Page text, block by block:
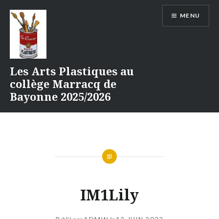
contenu
Les Arts Plastiques au
collège Marracq de
Bayonne 2025/2026
MENU
IM1Lily